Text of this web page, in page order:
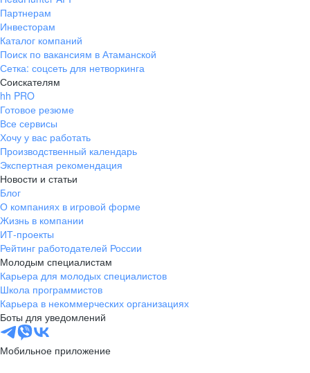
Партнерам
Инвесторам
Каталог компаний
Поиск по вакансиям в Атаманской
Сетка: соцсеть для нетворкинга
Соискателям
hh PRO
Готовое резюме
Все сервисы
Хочу у вас работать
Производственный календарь
Экспертная рекомендация
Новости и статьи
Блог
О компаниях в игровой форме
Жизнь в компании
ИТ-проекты
Рейтинг работодателей России
Молодым специалистам
Карьера для молодых специалистов
Школа программистов
Карьера в некоммерческих организациях
Боты для уведомлений
Мобильное приложение